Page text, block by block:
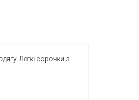
Легкі сорочки з